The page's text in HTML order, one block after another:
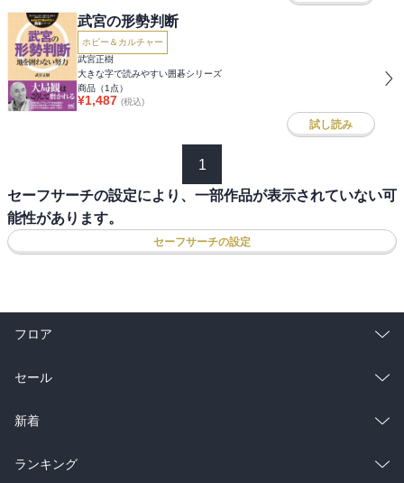
武宮の形勢判断
ホビー＆カルチャー
武宮正樹
大きな字で読みやすい囲碁シリーズ
商品（1 点）
¥1,487 (税込)
試し読み
1
セーフサーチの設定により、一部作品が表示されていない可
能性があります。
セーフサーチの設定
フロア
総合
ラノベ
雑誌・グラビア
セール
総合
ラノベ
新着
総合
ランキング